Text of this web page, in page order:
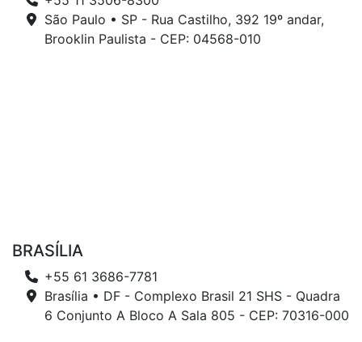
São Paulo • SP - Rua Castilho, 392 19º andar,
Brooklin Paulista - CEP: 04568-010
BRASÍLIA
+55 61 3686-7781
Brasília • DF - Complexo Brasil 21 SHS - Quadra
6 Conjunto A Bloco A Sala 805 - CEP: 70316-000